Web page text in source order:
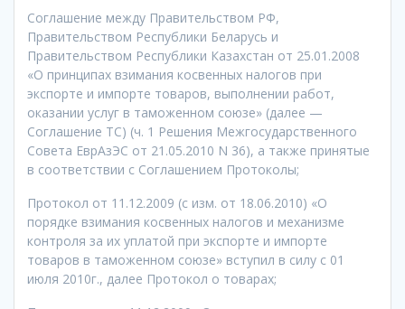
Соглашение между Правительством РФ,
Правительством Республики Беларусь и
Правительством Республики Казахстан от 25.01.2008
«О принципах взимания косвенных налогов при
экспорте и импорте товаров, выполнении работ,
оказании услуг в таможенном союзе» (далее —
Соглашение ТС) (ч. 1 Решения Межгосударственного
Совета ЕврАзЭС от 21.05.2010 N 36), а также принятые
в соответствии с Соглашением Протоколы;
Протокол от 11.12.2009 (с изм. от 18.06.2010) «О
порядке взимания косвенных налогов и механизме
контроля за их уплатой при экспорте и импорте
товаров в таможенном союзе» вступил в силу с 01
июля 2010г., далее Протокол о товарах;